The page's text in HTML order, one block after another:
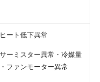
ート低下異常
ーミスター異常・冷媒量
ファンモーター異常